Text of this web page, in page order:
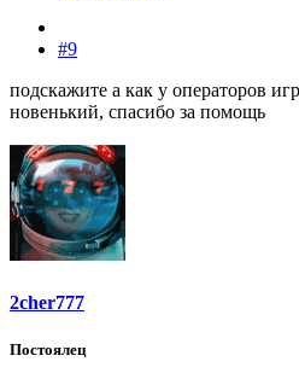
#9
подскажите а как у операторов
новенький, спасибо за помощь
2cher777
Постоялец